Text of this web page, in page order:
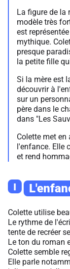
La figure de la
modèle très
est
mythique.
presque
la petite fille
Si la mère est
découvrir à
sur un
père dans le
dans "Les
Colette met
l'enfance. Elle
et rend
I
Colette utilise
Le rythme de
tente de recréer
Le ton du roman
Colette semble
Elle parle